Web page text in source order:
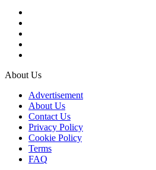
About Us
Advertisement
About Us
Contact Us
Privacy Policy
Cookie Policy
Terms
FAQ